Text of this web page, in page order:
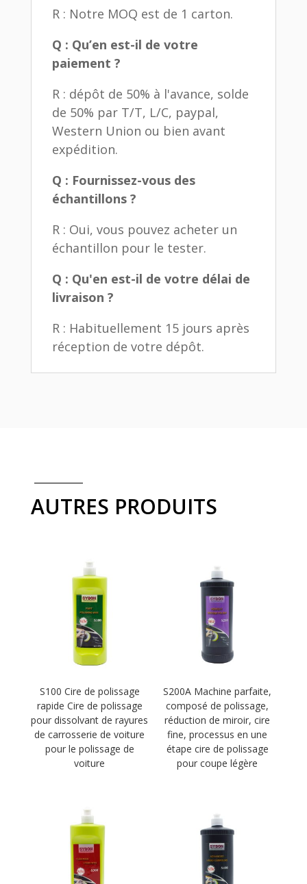
R : Notre MOQ est de 1 carton.
Q : Qu’en est-il de votre
paiement ?
R : dépôt de 50% à l'avance, solde
de 50% par T/T, L/C, paypal,
Western Union ou bien avant
expédition.
Q : Fournissez-vous des
échantillons ?
R : Oui, vous pouvez acheter un
échantillon pour le tester.
Q : Qu'en est-il de votre délai de
livraison ?
R : Habituellement 15 jours après
réception de votre dépôt.
AUTRES PRODUITS
S100 Cire de polissage
rapide Cire de polissage
pour dissolvant de rayures
de carrosserie de voiture
pour le polissage de
voiture
S200A Machine parfaite,
composé de polissage,
réduction de miroir, cire
fine, processus en une
étape cire de polissage
pour coupe légère